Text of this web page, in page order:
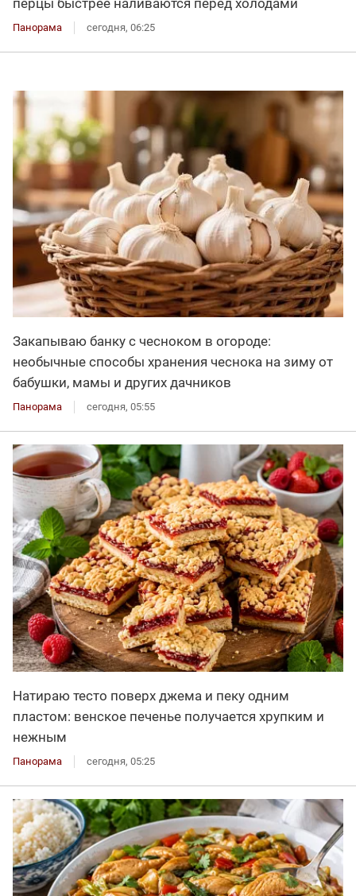
Панорама сегодня, 06:25
Закапываю банку с чесноком в огороде:
необычные способы хранения чеснока на зиму от
бабушки, мамы и других дачников
Панорама сегодня, 05:55
Натираю тесто поверх джема и пеку одним
пластом: венское печенье получается хрупким и
нежным
Панорама сегодня, 05:25